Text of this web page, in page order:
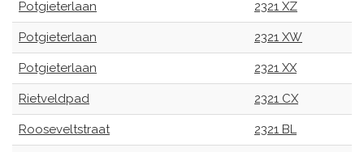
Potgieterlaan 2321 XZ
Potgieterlaan 2321 XW
Potgieterlaan 2321 XX
Rietveldpad 2321 CX
Rooseveltstraat 2321 BL